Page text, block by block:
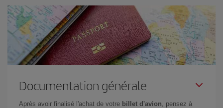
Documentation générale
Après avoir finalisé l'achat de votre billet d'avion, pensez à